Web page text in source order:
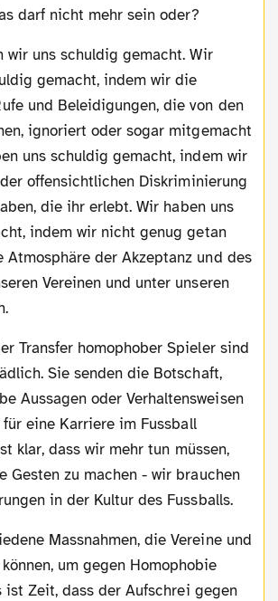
darf nicht mehr sein oder?
gemacht, indem wir die
und Beleidigungen, die von den
ignoriert oder sogar mitgemacht
uns schuldig gemacht, indem wir
offensichtlichen Diskriminierung
die ihr erlebt. Wir haben uns
indem wir nicht genug getan
Atmosphäre der Akzeptanz und des
Vereinen und unter unseren
Sie senden die Botschaft,
Aussagen oder Verhaltensweisen
eine Karriere im Fussball
klar, dass wir mehr tun müssen,
Gesten zu machen - wir brauchen
in der Kultur des Fussballs.
um gegen Homophobie
ist Zeit, dass der Aufschrei gegen